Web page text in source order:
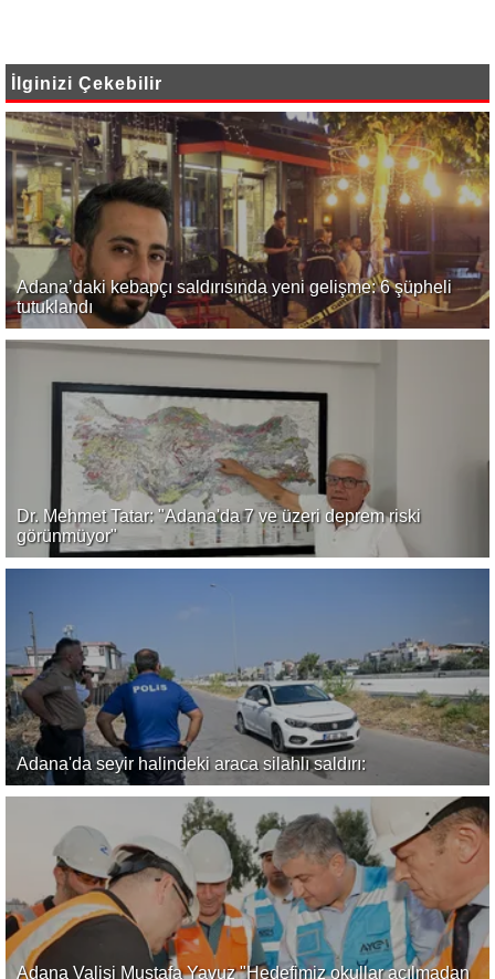
İlginizi Çekebilir
Adana’daki kebapçı saldırısında yeni gelişme: 6 şüpheli
tutuklandı
Dr. Mehmet Tatar: "Adana'da 7 ve üzeri deprem riski
görünmüyor"
Adana'da seyir halindeki araca silahlı saldırı:
Adana Valisi Mustafa Yavuz "Hedefimiz okullar açılmadan